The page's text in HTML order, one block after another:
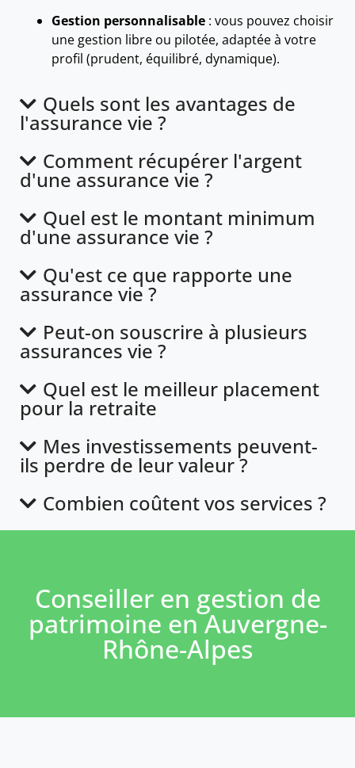
Gestion personnalisable : vous pouvez choisir
une gestion libre ou pilotée, adaptée à votre
profil (prudent, équilibré, dynamique).
Quels sont les avantages de
l'assurance vie ?
Comment récupérer l'argent
d'une assurance vie ?
Quel est le montant minimum
d'une assurance vie ?
Qu'est ce que rapporte une
assurance vie ?
Peut-on souscrire à plusieurs
assurances vie ?
Quel est le meilleur placement
pour la retraite
Mes investissements peuvent-
ils perdre de leur valeur ?
Combien coûtent vos services ?
Conseiller en gestion de
patrimoine en Auvergne-
Rhône-Alpes